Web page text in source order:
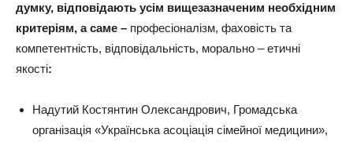
думку, відповідають усім вищезазначеним необхідним
критеріям, а саме – професіоналізм, фаховість та
компетентність, відповідальність, морально – етичні
якості:
Надутий Костянтин Олександрович, Громадська
організація «Українська асоціація сімейної медицини»,